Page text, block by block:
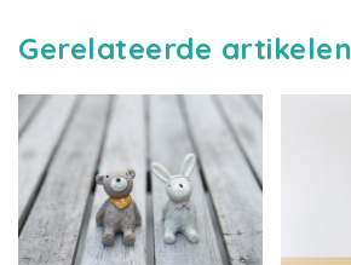
Gerelateerde artikelen